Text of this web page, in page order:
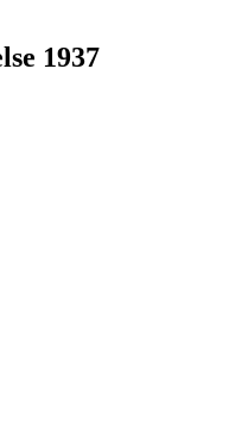
1937